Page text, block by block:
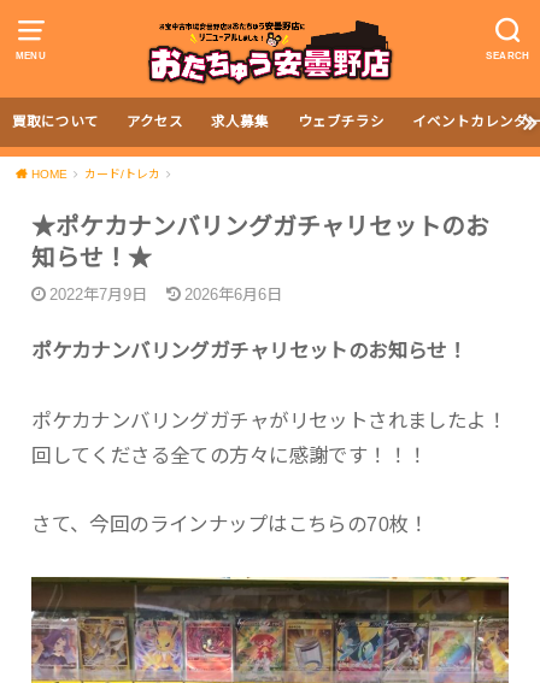
MENU SEARCH
買取について アクセス 求人募集 ウェブチラシ イベントカレンダ
HOME カード/トレカ
★ポケカナンバリングガチャリセットのお
知らせ！★
2022年7月9日 2026年6月6日
ポケカナンバリングガチャリセットのお知らせ！
ポケカナンバリングガチャがリセットされましたよ！
回してくださる全ての方々に感謝です！！！
さて、今回のラインナップはこちらの70枚！